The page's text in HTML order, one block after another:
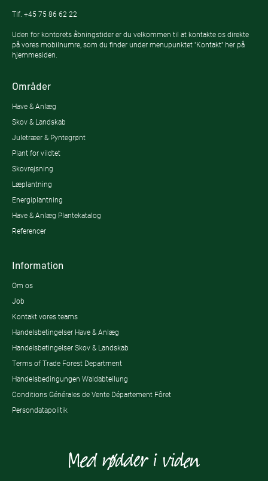
Tlf. +45 75 86 62 22
Uden for kontorets åbningstider er du velkommen til at kontakte os direkte
på vores mobilnumre, som du finder under menupunktet "Kontakt" her på
hjemmesiden.
Områder
Have & Anlæg
Skov & Landskab
Juletræer & Pyntegrønt
Plant for vildtet
Skovrejsning
Læplantning
Energiplantning
Have & Anlæg Plantekatalog
Referencer
Information
Om os
Job
Kontakt vores teams
Handelsbetingelser Have & Anlæg
Handelsbetingelser Skov & Landskab
Terms of Trade Forest Department
Handelsbedingungen Waldabteilung
Conditions Générales de Vente Département Fôret
Persondatapolitik